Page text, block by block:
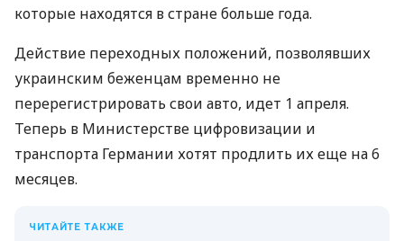
которые находятся в стране больше года.
Действие переходных положений, позволявших
украинским беженцам временно не
перерегистрировать свои авто, идет 1 апреля.
Теперь в Министерстве цифровизации и
транспорта Германии хотят продлить их еще на 6
месяцев.
ЧИТАЙТЕ ТАКЖЕ